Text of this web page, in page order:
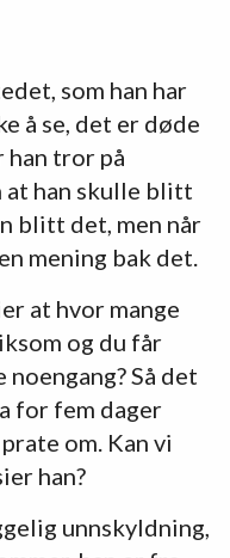
som han har
å se, det er døde
han tror på
at han skulle blitt
blitt det, men når
mening bak det.
at hvor mange
og du får
Så det
for fem dager
om. Kan vi
han?
unnskyldning,